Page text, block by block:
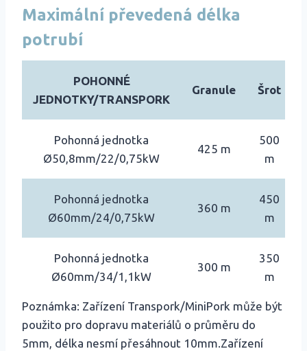
Maximální převedená délka
potrubí
POHONNÉ
JEDNOTKY/TRANSPORK
Granule Šrot
Pohonná jednotka
Ø50,8mm/22/0,75kW
425 m
500
m
Pohonná jednotka
Ø60mm/24/0,75kW
360 m
450
m
Pohonná jednotka
Ø60mm/34/1,1kW
300 m
350
m
Poznámka: Zařízení Transpork/MiniPork může být
použito pro dopravu materiálů o průměru do
5mm, délka nesmí přesáhnout 10mm.Zařízení